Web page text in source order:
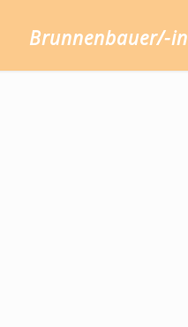
Brunnenbauer/-in